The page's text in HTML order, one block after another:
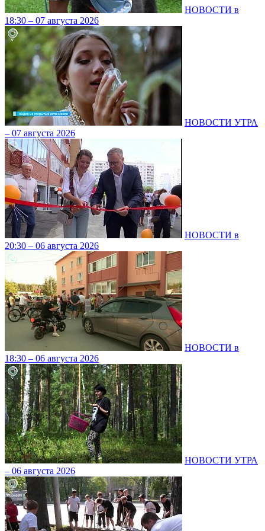
НОВОСТИ в
18:30 – 07 августа 2026
НОВОСТИ УТРА
– 07 августа 2026
НОВОСТИ в
20:30 – 06 августа 2026
НОВОСТИ в
18:30 – 06 августа 2026
НОВОСТИ УТРА
– 06 августа 2026